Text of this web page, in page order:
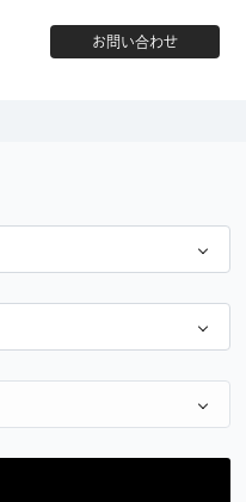
お問い合わせ